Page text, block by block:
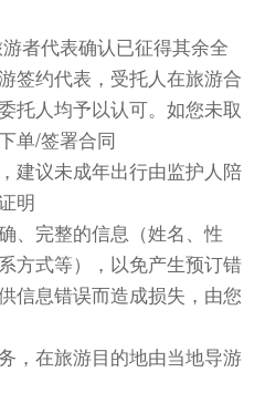
区游览
理
晚餐：自理
者代表确认已征得其余全
签约代表，受托人在旅游合
托人均予以认可。如您未取
单/签署合同
建议未成年出行由监护人陪
明
、完整的信息（姓名、性
方式等），以免产生预订错
信息错误而造成损失，由您
，在旅游目的地由当地导游